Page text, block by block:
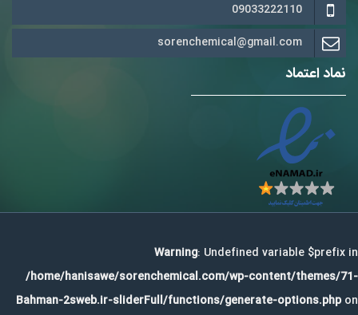
09033222110
sorenchemical@gmail.com
نماد اعتماد
Warning: Undefined variable $prefix in
/home/hanisawe/sorenchemical.com/wp-content/themes/71-
Bahman-2sweb.ir-sliderFull/functions/generate-options.phpon